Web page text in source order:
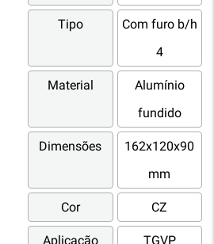
Tipo
Com furo b/h
4
Material
Alumínio
fundido
Dimensões
162x120x90
mm
Cor CZ
Aplicação TGVP